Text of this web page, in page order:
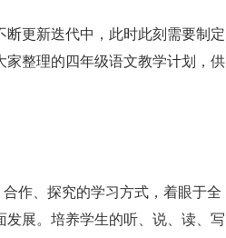
断更新迭代中，此时此刻需要制定
整理的四年级语文教学计划，供
作、探究的学习方式，着眼于全
展。培养学生的听、说、读、写